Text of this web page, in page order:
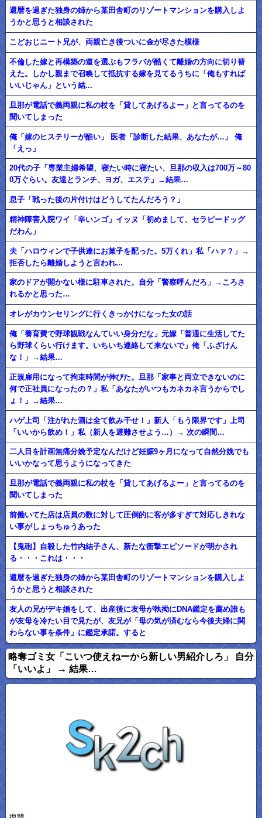
還暦を過ぎた独身の姉から某田舎町のリゾートマンションを購入しよ
うかと思うと相談された
こどおじニート兄が、両親亡き後ついに金が尽きた模様
不倫した嫁と再構築の道を選ぶもフラバが酷くて離婚の方向に切り替
えた。しかし親まで召喚して抵抗する嫁を見てるうちに「俺もすれば
いいじゃん」という結...
旦那が電話で義両親に私の杖を「貸してあげるよー」と言ってるのを
聞いてしまった
俺「嫁のヒステリーが酷い」 医者「診断した結果、あなたが…」 俺
「えっ」
20代の子「専業主婦希望、寝たい時に寝たい、旦那の収入は700万～80
0万ぐらい。友達とランチ、ヨガ、エステ」→結果…
息子「戦った後の片付けはどうしてたんだろう？」
精神障害入院ワイ「辛いンゴ」イッヌ「初めまして、セラピードッグ
だわん」
夫「ハロウィンで子供達にお菓子を配った。5万くれ」私「ハァ？」→
拒否したら離婚しようと言われ...
家のドアが開かない様に駐車された。自分「警察呼んだろ」→ころさ
れるかと思った…
オレがカウンセリングに行くきっかけになった女の話
俺「養育費で野球観戦なんていい身分だな」元嫁「普通に生活してた
ら野球くらい行けます。いちいち連絡して来ないで」俺「ふざけん
な！」→結果…
正規雇用になって拘束時間が伸びた。旦那「家事と両立できないのに
何で正社員になったの？」私「あなたがいつもカネカネ言うからでし
ょ！」→結果…
ハゲ上司「注がれた酒は全て飲み干せ！」新人「もう限界です」上司
「いいから飲め！」私（新人を避難させよう…）→ 次の瞬間…
二人目を計画無痛分娩予定なんだけど妊娠9ヶ月になって自然分娩でも
いいかなって思うようになってきた
旦那が電話で義両親に私の杖を「貸してあげるよー」と言ってるのを
聞いてしまった
前働いてた店は店員の数に対して圧倒的に客が多すぎて対応しきれな
い事がしょっちゅうあった
【鬼砲】自殺した竹内結子さん、新たな衝撃エピソードが明かされ
る・・・これは・・・
還暦を過ぎた独身の姉から某田舎町のリゾートマンションを購入しよ
うかと思うと相談された
友人の兄がデキ婚をして、出産後に友母が執拗にDNA鑑定を薦め誰も
が友母を冷たい目で見たが、友兄が「母の気が済むなら今後夫婦に関
わらない事を条件」に鑑定承諾。すると
略奪ゴミ女「こいつ使えねーから新しい男紹介しろ」 自分
「いいよ」 → 結果…